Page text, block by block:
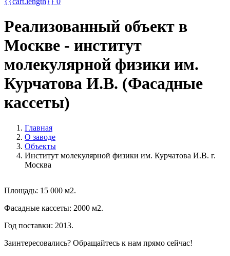
Реализованный объект в
Москве - институт
молекулярной физики им.
Курчатова И.В. (Фасадные
кассеты)
Главная
О заводе
Объекты
Институт молекулярной физики им. Курчатова И.В. г.
Москва
Площадь: 15 000 м2.
Фасадные кассеты: 2000 м2.
Год поставки: 2013.
Заинтересовались? Обращайтесь к нам прямо сейчас!